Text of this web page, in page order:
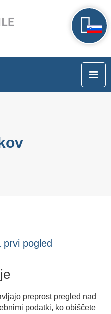
pogled
preprost pregled nad
podatki, ko obiščete